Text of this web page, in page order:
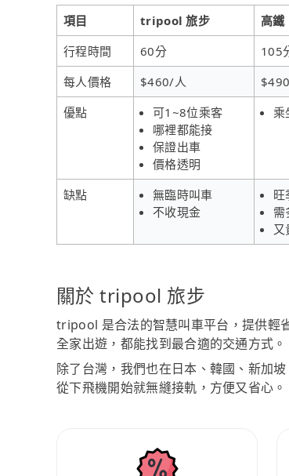
項目 tripool 旅步 高鐵
行程時間
60分 105
每人價格
$460/人
優點
可1~8位乘客
哪裡都能接
保證出車
價格透明
乘
缺點
無臨時叫車
不收現金
旺
需
又
關於 tripool 旅步
tripool 是合法的智慧叫車平台，提供輕
全家出遊，都能找到最合適的交通方式。
除了台灣，我們也在日本、韓國、新加
從下飛機開始就無縫接軌，方便又省心。